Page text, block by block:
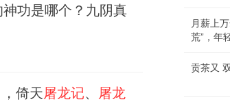
功是哪个？九阴真
倚天屠龙记、 屠龙
月薪上
荒”，年
贡茶又